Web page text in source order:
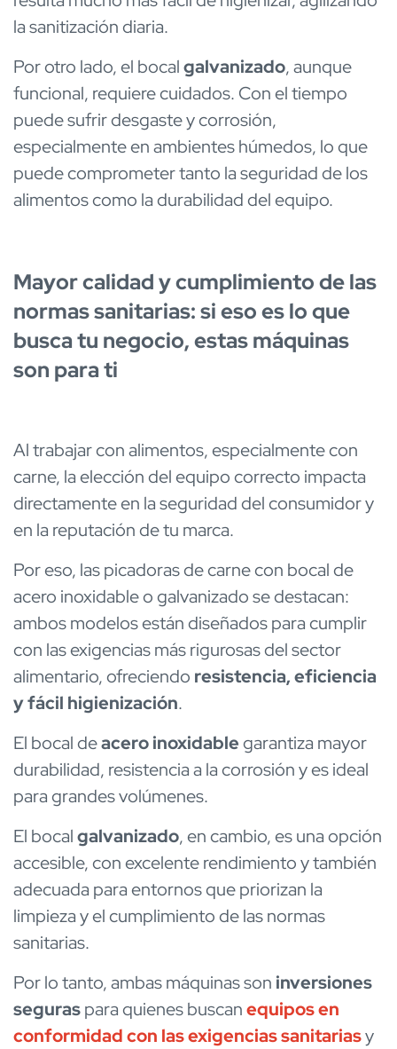
la sanitización diaria.
Por otro lado, el bocalgalvanizado, aunque
funcional, requiere cuidados. Con el tiempo
puede sufrir desgaste y corrosión,
especialmente en ambientes húmedos, lo que
puede comprometer tanto la seguridad de los
alimentos como la durabilidad del equipo.
Mayor calidad y cumplimiento de las
normas sanitarias: si eso es lo que
busca tu negocio, estas máquinas
son para ti
Al trabajar con alimentos, especialmente con
carne, la elección del equipo correcto impacta
directamente en la seguridad del consumidor y
en la reputación de tu marca.
Por eso, las picadoras de carne con bocal de
acero inoxidable o galvanizado se destacan:
ambos modelos están diseñados para cumplir
con las exigencias más rigurosas del sector
alimentario, ofreciendo resistencia, eficiencia
y fácil higienización.
El bocal deacero inoxidablegarantiza mayor
durabilidad, resistencia a la corrosión y es ideal
para grandes volúmenes.
El bocalgalvanizado, en cambio, es una opción
accesible, con excelente rendimiento y también
adecuada para entornos que priorizan la
limpieza y el cumplimiento de las normas
sanitarias.
Por lo tanto, ambas máquinas son inversiones
seguraspara quienes buscanequipos en
conformidad con las exigencias sanitariasy